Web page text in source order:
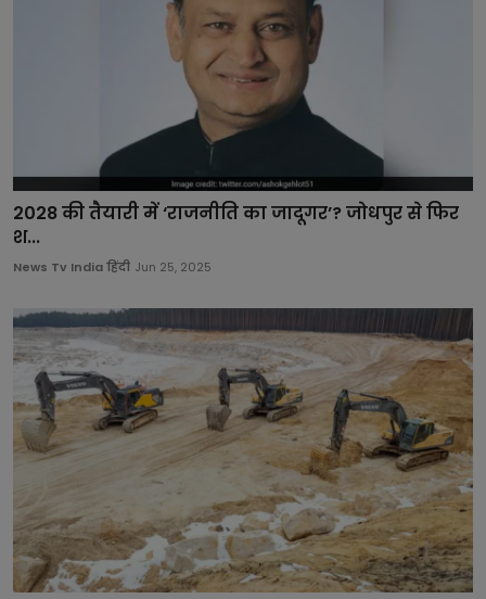
2028 की तैयारी में ‘राजनीति का जादूगर’? जोधपुर से फिर
श...
News Tv India हिंदी Jun 25, 2025